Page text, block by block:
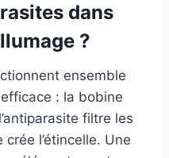
dans
?
ensemble
: la bobine
filtre les
l’étincelle. Une